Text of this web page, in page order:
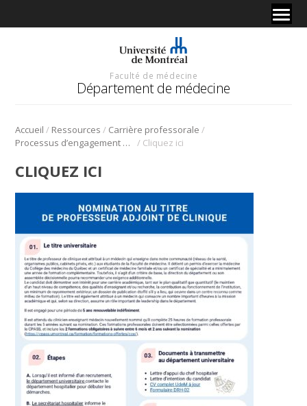
Faculté de médecine
Département de médecine
Accueil / Ressources / Carrière professorale /
Processus d’engagement et de nomination
/ Cliquez ici
CLIQUEZ ICI